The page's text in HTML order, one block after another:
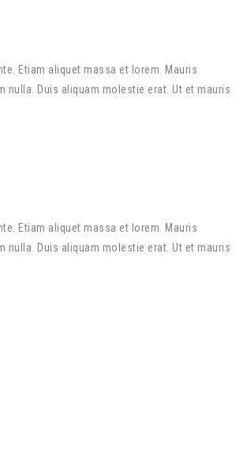
Etiam aliquet massa et lorem. Mauris
Duis aliquam molestie erat. Ut et mauris
Etiam aliquet massa et lorem. Mauris
Duis aliquam molestie erat. Ut et mauris